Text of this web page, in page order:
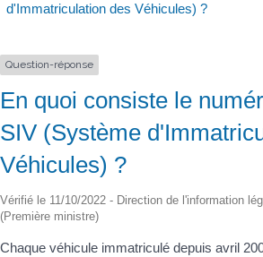
d'Immatriculation des Véhicules) ?
Question-réponse
En quoi consiste le
SIV (Système
Véhicules) ?
Vérifié le 11/10/2022 - Direction de l'information
(Première ministre)
Chaque véhicule immatriculé depuis avril